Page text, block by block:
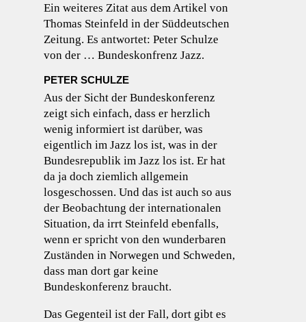
Ein weiteres Zitat aus dem Artikel von
Thomas Steinfeld in der Süddeutschen
Zeitung. Es antwortet: Peter Schulze
von der … Bundeskonfrenz Jazz.
PETER SCHULZE
Aus der Sicht der Bundeskonferenz
zeigt sich einfach, dass er herzlich
wenig informiert ist darüber, was
eigentlich im Jazz los ist, was in der
Bundesrepublik im Jazz los ist. Er hat
da ja doch ziemlich allgemein
losgeschossen. Und das ist auch so aus
der Beobachtung der internationalen
Situation, da irrt Steinfeld ebenfalls,
wenn er spricht von den wunderbaren
Zuständen in Norwegen und Schweden,
dass man dort gar keine
Bundeskonferenz braucht.
Das Gegenteil ist der Fall, dort gibt es